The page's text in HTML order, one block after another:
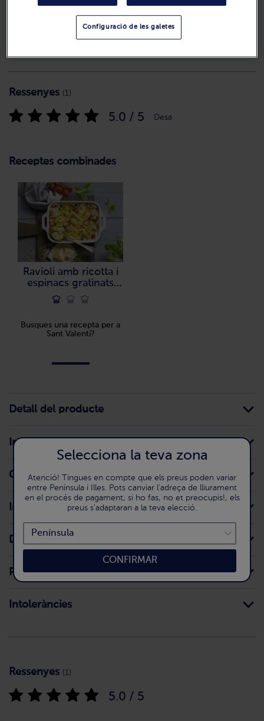
Ressenyes (1)
5.0 / 5 Desa
Receptes combinades
Ravioli amb ricotta i
espinacs gratinats
amb xampinyons
Busques una recepta per a
Sant Valentí?
Detall del producte
Informació per al consumidor
Conservació domèstica
Ingredients
Declaració nutricional
Preparació
Intoleràncies
Ressenyes (1)
5.0 / 5
Selecciona la teva zona
Atenció! Tingues en compte que els preus poden variar
entre Península i Illes. Pots canviar l'adreça de lliurament
en el procés de pagament, si ho fas, no et preocupis!, els
preus s'adaptaran a la teva elecció.
CONFIRMAR
Configuració de les galetes